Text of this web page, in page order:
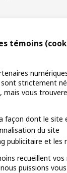
à des
et à des
de
; c’est
témoins
strictement
mais vous
façon dont le site
du site
publicitaire et les
recueillent vos
puissions